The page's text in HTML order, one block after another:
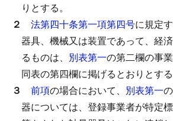
りとする。
２ 法第四十条第一項第四号に規定
器具、機械又は装置であって、経
るものは、 別表第一の第二欄の事
同表の第四欄に掲げるとおりとする
３ 前項の場合において、 別表第一
器については、登録事業者が特定